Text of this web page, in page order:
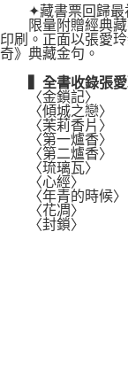
✦藏書票回歸最
限量附贈經典藏
印刷。正面以張愛
奇》典藏金句。
▍全書收錄張愛
〈金鎖記〉
〈傾城之戀〉
〈茉莉香片〉
〈第一爐香〉
〈第二爐香〉
〈琉璃瓦〉
〈心經〉
〈年青的時候〉
〈花凋〉
〈封鎖〉